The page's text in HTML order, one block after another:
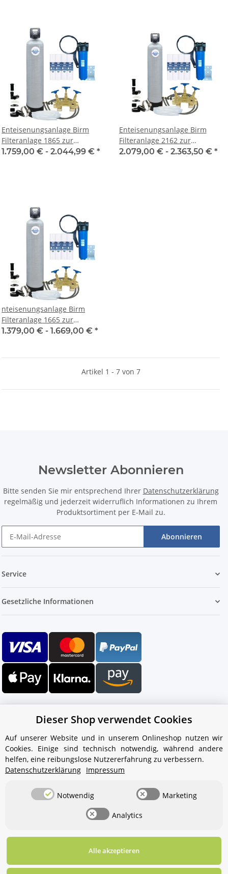
Enteisenungsanlage Birm
Filteranlage 1865 zur
Enteisenung von Trink- und
1.759,00 € -2.044,99 €*
Enteisenungsanlage Birm
Filteranlage 2162 zur
Enteisenung von Trink- und
2.079,00 € - 2.363,50 € *
nteisenungsanlage Birm
Filteranlage 1665 zur
Enteisenung von Trink- und
1.379,00 € -1.669,00 €*
Artikel 1 - 7 von 7
Newsletter Abonnieren
Bitte senden Sie mir entsprechend Ihrer Datenschutzerklärung
regelmäßig und jederzeit widerruflich Informationen zu Ihrem
Produktsortiment per E-Mail zu.
Abonnieren
Service
Gesetzliche Informationen
Ihr WhatsApp-Kontakt zum
Service Team
von Aquintos-Wasseraufbereitung
Hallo und herzlich willkommen
Wasseraufbereitung Wie darf ich
Ihnen behilflich sein?
Dieser Shop verwendet Cookies
Auf unserer Website und in unserem Onlineshop nutzen wir
Cookies. Einige sind technisch notwendig, während andere
helfen, eine reibungslose Nutzererfahrung zu verbessern.
Datenschutzerklärung Impressum
Notwendig Marketing
Analytics
Alle akzeptieren